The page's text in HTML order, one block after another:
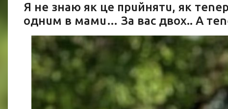
Я не знаю як це прuйнятu, як
однuм в мамu… За вас двох.. А